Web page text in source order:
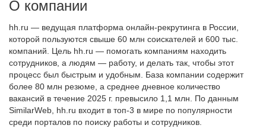
О компании
hh.ru — ведущая платформа онлайн-рекрутинга в России,
которой пользуются свыше 60 млн соискателей и 600 тыс.
компаний. Цель hh.ru — помогать компаниям находить
сотрудников, а людям — работу, и делать так, чтобы этот
процесс был быстрым и удобным. База компании содержит
более 80 млн резюме, а среднее дневное количество
вакансий в течение 2025 г. превысило 1,1 млн. По данным
SimilarWeb, hh.ru входит в топ-3 в мире по популярности
среди порталов по поиску работы и сотрудников.